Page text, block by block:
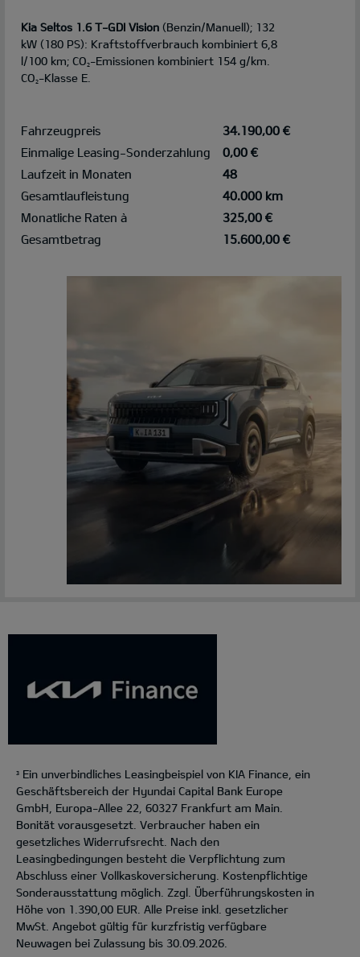
Kia Seltos 1.6 T-GDI Vision (Benzin/Manuell); 132
kW (180 PS): Kraftstoffverbrauch kombiniert 6,8
l/100 km; CO2-Emissionen kombiniert 154 g/km.
CO2-Klasse E.
Fahrzeugpreis
34.190,00 €
Einmalige Leasing-Sonderzahlung
0,00 €
Laufzeit in Monaten
48
Gesamtlaufleistung
40.000 km
Monatliche Raten à
325,00 €
Gesamtbetrag
15.600,00 €
3
Ein unverbindliches Leasingbeispiel von KIA Finance, ein
Geschäftsbereich der Hyundai Capital Bank Europe
GmbH, Europa-Allee 22, 60327 Frankfurt am Main.
Bonität vorausgesetzt. Verbraucher haben ein
gesetzliches Widerrufsrecht. Nach den
Leasingbedingungen besteht die Verpflichtung zum
Abschluss einer Vollkaskoversicherung. Kostenpflichtige
Sonderausstattung möglich. Zzgl. Überführungskosten in
Höhe von 1.390,00 EUR. Alle Preise inkl. gesetzlicher
MwSt. Angebot gültig für kurzfristig verfügbare
Neuwagen bei Zulassung bis 30.09.2026.